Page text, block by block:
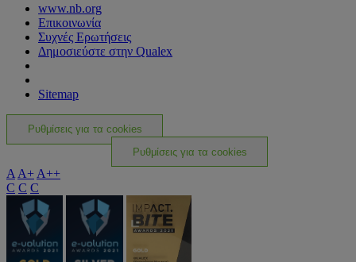
www.nb.org
Επικοινωνία
Συχνές Ερωτήσεις
Δημοσιεύστε στην Qualex
Sitemap
Ρυθμίσεις για τα cookies
Ρυθμίσεις για τα cookies
A A+ A++
C C C